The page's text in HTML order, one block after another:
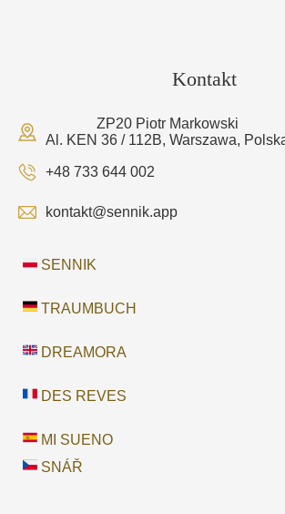
Kontakt
ZP20 Piotr Markowski
Al. KEN 36 / 112B, Warszawa,
+48 733 644 002
kontakt@sennik.app
SENNIK
TRAUMBUCH
DREAMORA
DES REVES
MI SUENO
SNÁŘ